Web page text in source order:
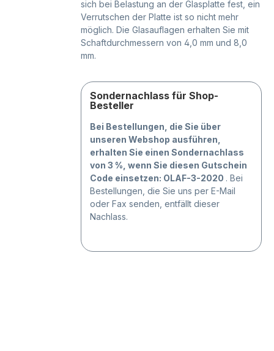
sich bei Belastung an der Glasplatte fest, ein
Verrutschen der Platte ist so nicht mehr
möglich. Die Glasauflagen erhalten Sie mit
Schaftdurchmessern von 4,0 mm und 8,0
mm.
Sondernachlass für Shop-
Besteller
Bei Bestellungen, die Sie über
unseren Webshop ausführen,
erhalten Sie einen Sondernachlass
von 3 %, wenn Sie diesen Gutschein
Code einsetzen: OLAF-3-2020 . Bei
Bestellungen, die Sie uns per E-Mail
oder Fax senden, entfällt dieser
Nachlass.